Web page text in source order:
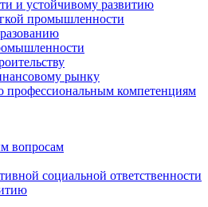
и устойчивому развитию
промышленности
рынку
профессиональным компетенциям
вопросам
социальной ответственности